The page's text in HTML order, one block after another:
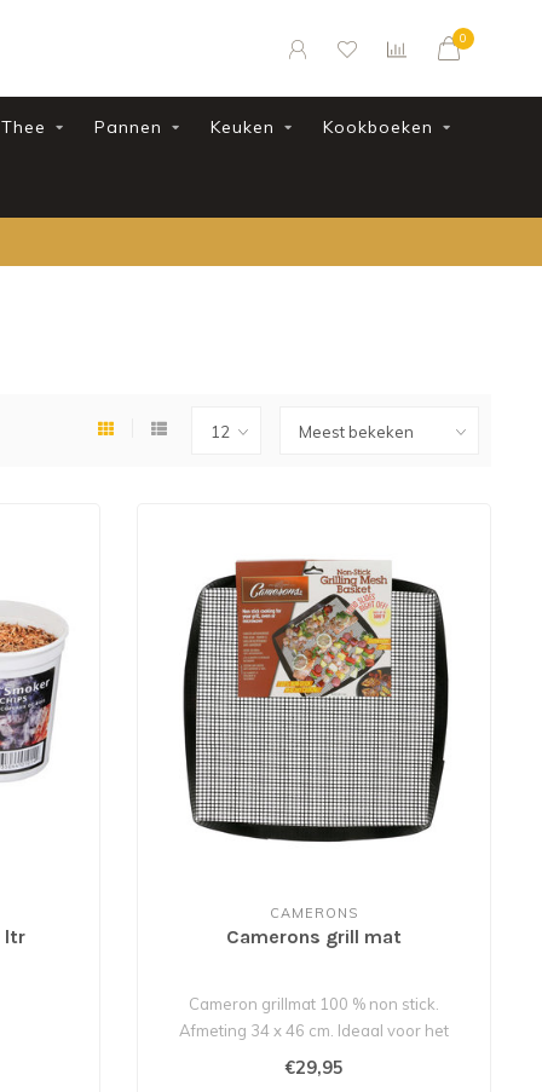
0
Thee Pannen Keuken Kookboeken
ltr
CAMERONS
Camerons grill mat
Cameron grillmat 100 % non stick.
Afmeting 34 x 46 cm. Ideaal voor het
grillen ..
€29,95